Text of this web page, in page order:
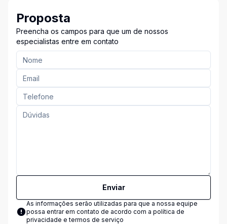
Proposta
Preencha os campos para que um de nossos
especialistas entre em contato
Enviar
As informações serão utilizadas para que a nossa equipe
possa entrar em contato de acordo com a política de
privacidade e termos de serviço